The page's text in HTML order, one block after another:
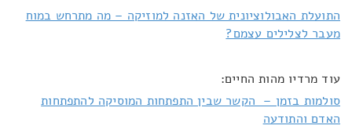
התועלת האבולוציונית של האזנה למוזיקה – מה מתרחש במוח
מעבר לצלילים עצמם?
עוד מרדיו מהות החיים:
סולמות בזמן – הקשר שבין התפתחות המוסיקה להתפתחות
האדם והתודעה